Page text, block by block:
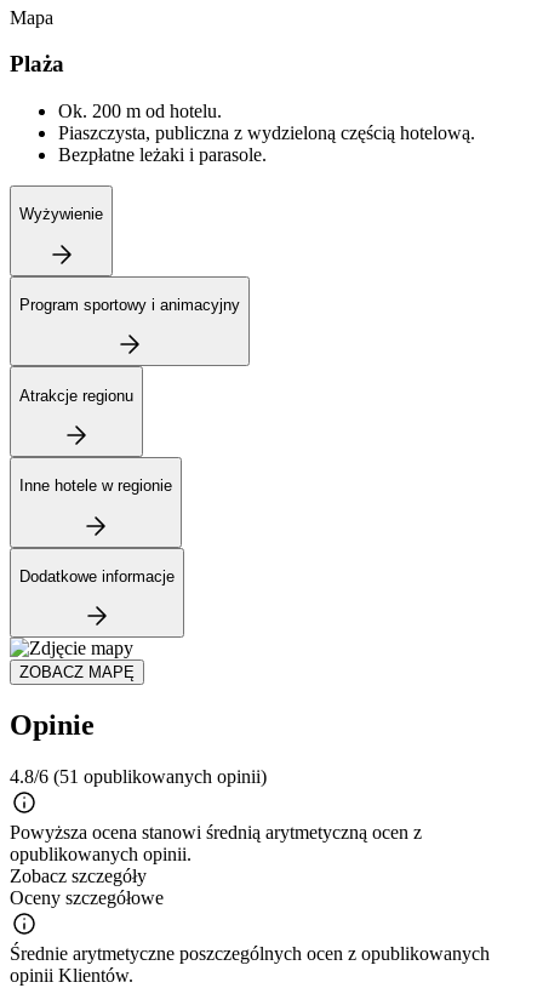
Mapa
Plaża
Ok. 200 m od hotelu.
Piaszczysta, publiczna z wydzieloną częścią hotelową.
Bezpłatne leżaki i parasole.
Wyżywienie
Program sportowy i animacyjny
Atrakcje regionu
Inne hotele w regionie
Dodatkowe informacje
ZOBACZ MAPĘ
Opinie
4.8/6 (51 opublikowanych opinii)
Powyższa ocena stanowi średnią arytmetyczną ocen z
opublikowanych opinii.
Zobacz szczegóły
Oceny szczegółowe
Średnie arytmetyczne poszczególnych ocen z opublikowanych
opinii Klientów.